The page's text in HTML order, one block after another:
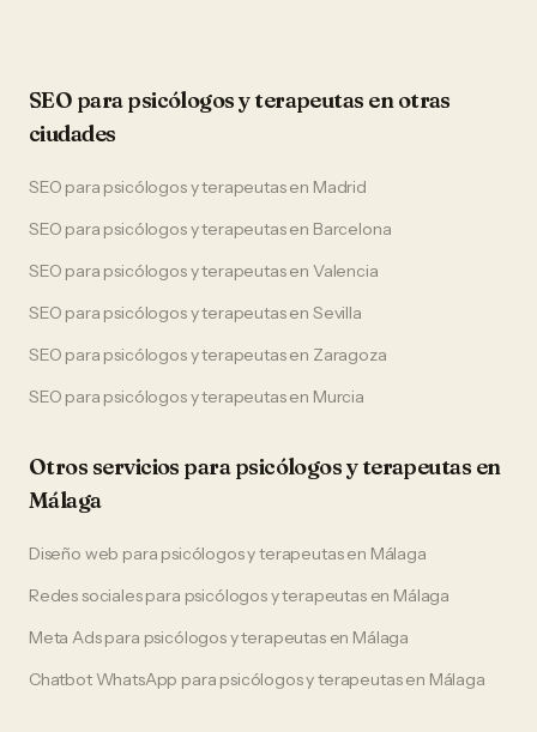
SEO parapsicólogos y terapeutas en otras
ciudades
SEO para psicólogos y terapeutasen Madrid
SEO para psicólogos y terapeutasen Barcelona
SEO para psicólogos y terapeutasen Valencia
SEO para psicólogos y terapeutasen Sevilla
SEO para psicólogos y terapeutasen Zaragoza
SEO para psicólogos y terapeutasen Murcia
Otros servicios parapsicólogos y terapeutas en
Málaga
Diseño web para psicólogos y terapeutasen Málaga
Redes socialespara psicólogos y terapeutasen Málaga
Meta Adspara psicólogos y terapeutasen Málaga
Chatbot WhatsApp para psicólogos y terapeutasen Málaga